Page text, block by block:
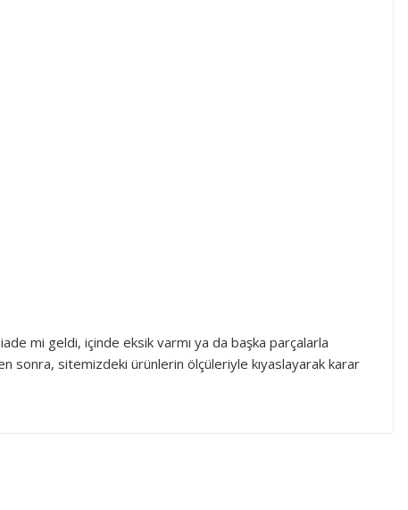
mi geldi, içinde eksik varmı ya da başka parçalarla
sonra, sitemizdeki ürünlerin ölçüleriyle kıyaslayarak karar